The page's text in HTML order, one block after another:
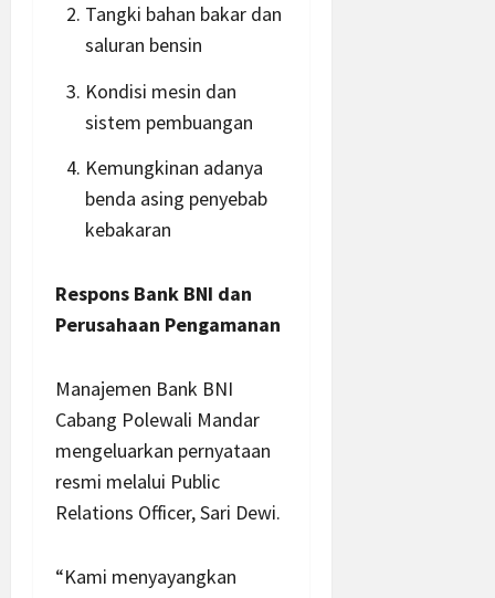
Tangki bahan bakar dan
saluran bensin
Kondisi mesin dan
sistem pembuangan
Kemungkinan adanya
benda asing penyebab
kebakaran
Respons Bank BNI dan
Perusahaan Pengamanan
Manajemen Bank BNI
Cabang Polewali Mandar
mengeluarkan pernyataan
resmi melalui Public
Relations Officer, Sari Dewi.
“Kami menyayangkan